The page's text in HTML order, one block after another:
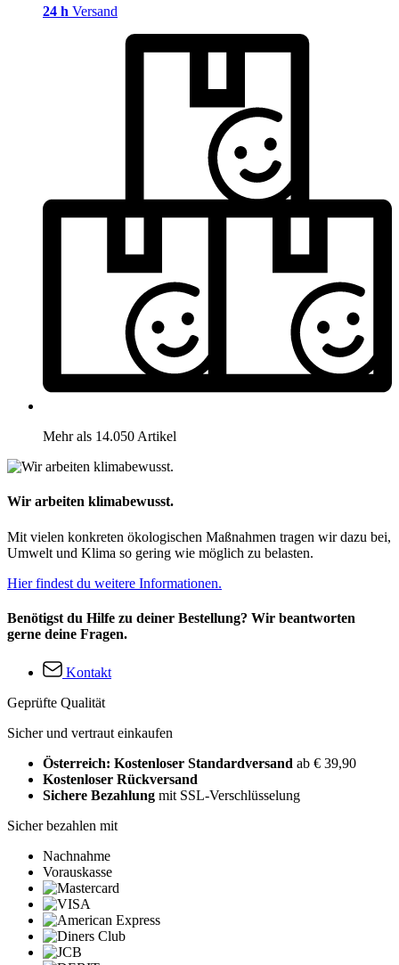
24 h Versand
Mehr als 14.050 Artikel
Wir arbeiten klimabewusst.
Mit vielen konkreten ökologischen Maßnahmen tragen wir dazu bei,
Umwelt und Klima so gering wie möglich zu belasten.
Hier findest du weitere Informationen.
Benötigst du Hilfe zu deiner Bestellung? Wir beantworten
gerne deine Fragen.
Kontakt
Geprüfte Qualität
Sicher und vertraut einkaufen
Österreich: Kostenloser Standardversand ab € 39,90
Kostenloser Rückversand
Sichere Bezahlung mit SSL-Verschlüsselung
Sicher bezahlen mit
Nachnahme
Vorauskasse